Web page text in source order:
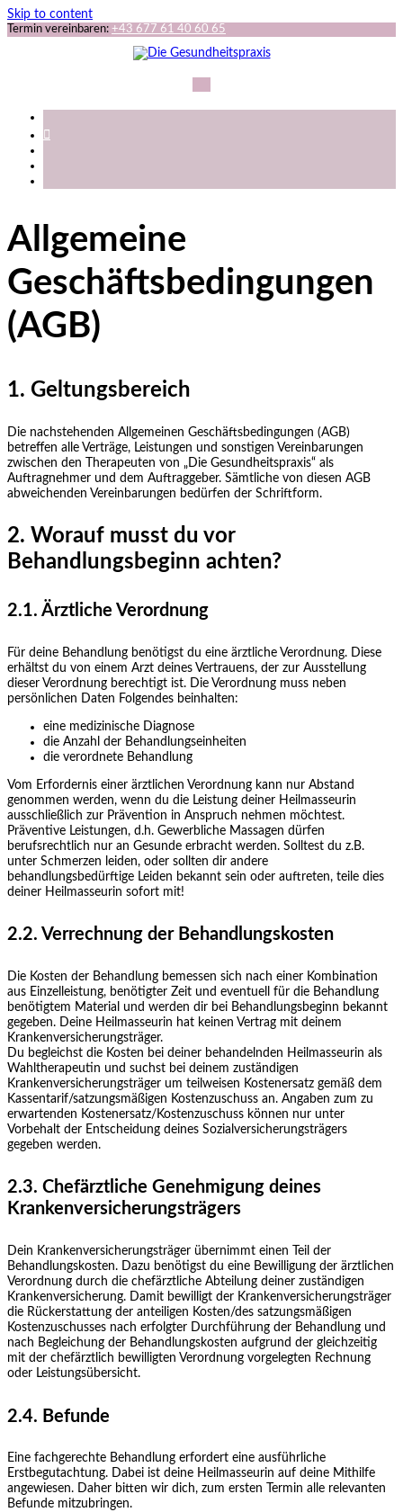
Skip to content
Termin vereinbaren: +43 677 61 40 60 65
Allgemeine
Geschäftsbedingungen
(AGB)
1. Geltungsbereich
Die nachstehenden Allgemeinen Geschäftsbedingungen (AGB)
betreffen alle Verträge, Leistungen und sonstigen Vereinbarungen
zwischen den Therapeuten von „Die Gesundheitspraxis“ als
Auftragnehmer und dem Auftraggeber. Sämtliche von diesen AGB
abweichenden Vereinbarungen bedürfen der Schriftform.
2. Worauf musst du vor
Behandlungsbeginn achten?
2.1. Ärztliche Verordnung
Für deine Behandlung benötigst du eine ärztliche Verordnung. Diese
erhältst du von einem Arzt deines Vertrauens, der zur Ausstellung
dieser Verordnung berechtigt ist. Die Verordnung muss neben
persönlichen Daten Folgendes beinhalten:
eine medizinische Diagnose
die Anzahl der Behandlungseinheiten
die verordnete Behandlung
Vom Erfordernis einer ärztlichen Verordnung kann nur Abstand
genommen werden, wenn du die Leistung deiner Heilmasseurin
ausschließlich zur Prävention in Anspruch nehmen möchtest.
Präventive Leistungen, d.h. Gewerbliche Massagen dürfen
berufsrechtlich nur an Gesunde erbracht werden. Solltest du z.B.
unter Schmerzen leiden, oder sollten dir andere
behandlungsbedürftige Leiden bekannt sein oder auftreten, teile dies
deiner Heilmasseurin sofort mit!
2.2. Verrechnung der Behandlungskosten
Die Kosten der Behandlung bemessen sich nach einer Kombination
aus Einzelleistung, benötigter Zeit und eventuell für die Behandlung
benötigtem Material und werden dir bei Behandlungsbeginn bekannt
gegeben. Deine Heilmasseurin hat keinen Vertrag mit deinem
Krankenversicherungsträger.
Du begleichst die Kosten bei deiner behandelnden Heilmasseurin als
Wahltherapeutin und suchst bei deinem zuständigen
Krankenversicherungsträger um teilweisen Kostenersatz gemäß dem
Kassentarif/satzungsmäßigen Kostenzuschuss an. Angaben zum zu
erwartenden Kostenersatz/Kostenzuschuss können nur unter
Vorbehalt der Entscheidung deines Sozialversicherungsträgers
gegeben werden.
2.3. Chefärztliche Genehmigung deines
Krankenversicherungsträgers
Dein Krankenversicherungsträger übernimmt einen Teil der
Behandlungskosten. Dazu benötigst du eine Bewilligung der ärztlichen
Verordnung durch die chefärztliche Abteilung deiner zuständigen
Krankenversicherung. Damit bewilligt der Krankenversicherungsträger
die Rückerstattung der anteiligen Kosten/des satzungsmäßigen
Kostenzuschusses nach erfolgter Durchführung der Behandlung und
nach Begleichung der Behandlungskosten aufgrund der gleichzeitig
mit der chefärztlich bewilligten Verordnung vorgelegten Rechnung
oder Leistungsübersicht.
2.4. Befunde
Eine fachgerechte Behandlung erfordert eine ausführliche
Erstbegutachtung. Dabei ist deine Heilmasseurin auf deine Mithilfe
angewiesen. Daher bitten wir dich, zum ersten Termin alle relevanten
Befunde mitzubringen.